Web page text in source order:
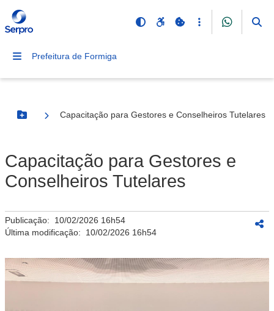
Prefeitura de Formiga
Botão Menu
Capacitação para Gestores e Conselheiros Tutelares
Capacitação para Gestores e
Conselheiros Tutelares
Publicação: 10/02/2026 16h54
Última modificação: 10/02/2026 16h54